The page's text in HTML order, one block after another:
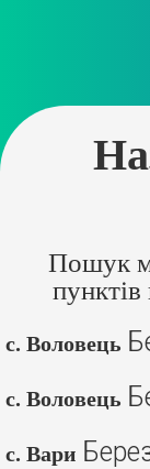
Пошук
пунктів
с. Воловець
с. Воловець
с. Вари